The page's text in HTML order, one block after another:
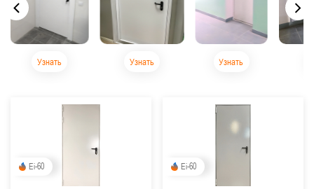
Узнать Узнать Узнать
Ei-60 Ei-60